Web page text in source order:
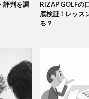
評判を調
RIZAP GOLFの
底検証！レッス
る？